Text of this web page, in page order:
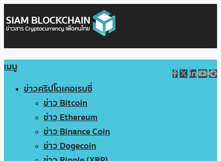
เมนู
ข่าวคริปโตเคอเรนซี่
ข่าว Bitcoin
ข่าว Ethereum
ข่าว Binance Coin
ข่าว Dogecoin